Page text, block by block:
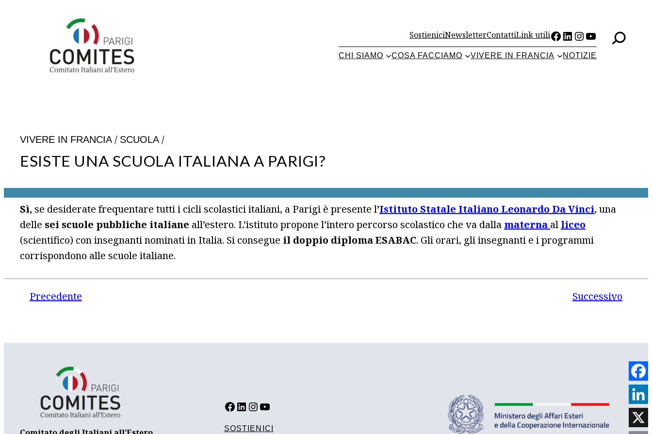
SostieniciNewsletterContattiLink utiliFacebook
LinkedIn
Instagram
YouTube
CHI SIAMO COSA FACCIAMO VIVERE IN FRANCIA NOTIZIE
VIVERE IN FRANCIA/ SCUOLA/
ESISTE UNA SCUOLA ITALIANA A PARIGI?
Sì, se desiderate frequentare tutti i cicli scolastici italiani, a Parigi è presente l’Istituto Statale Italiano Leonardo Da Vinci, una
delle sei scuole pubbliche italiane all’estero. L’istituto propone l’intero percorso scolastico che va dalla materna al liceo
(scientifico) con insegnanti nominati in Italia. Si consegue il doppio diploma ESABAC. Gli orari, gli insegnanti e i programmi
corrispondono alle scuole italiane.
Precedente Successivo
FACEBOOK LINKEDIN INSTAGRAM YOUTUBE
SOSTIENICI